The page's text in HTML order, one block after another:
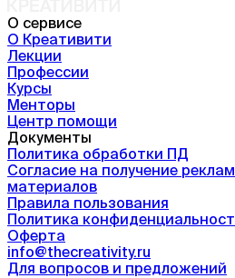
О сервисе
О Креативити
Лекции
Профессии
Курсы
Менторы
Центр помощи
Документы
Политика обработки ПД
Согласие на получение
материалов
Правила пользования
Политика
Оферта
info@thecreativity.ru
Для вопросов и предложений